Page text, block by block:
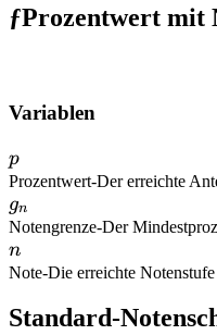
ƒProzentwert mit
Variablen
p
p
Prozentwert-Der erreichte
g_n
gn
Notengrenze-Der
n
n
Note-Die erreichte
Standard-